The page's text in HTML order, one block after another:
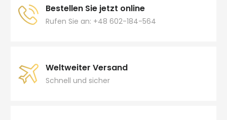
Bestellen Sie jetzt online
Rufen Sie an: +48 602-184-564
Weltweiter Versand
Schnell und sicher